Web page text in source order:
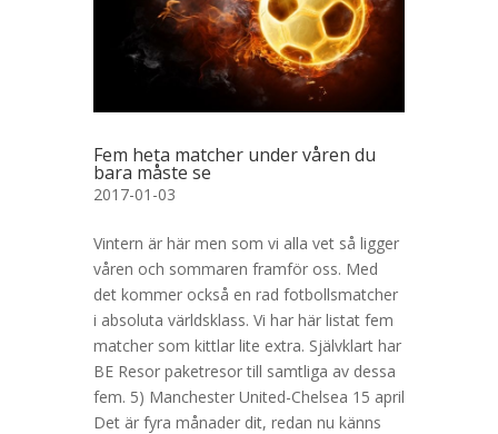
Fem heta matcher under våren du
bara måste se
2017-01-03
Vintern är här men som vi alla vet så ligger
våren och sommaren framför oss. Med
det kommer också en rad fotbollsmatcher
i absoluta världsklass. Vi har här listat fem
matcher som kittlar lite extra. Självklart har
BE Resor paketresor till samtliga av dessa
fem. 5) Manchester United-Chelsea 15 april
Det är fyra månader dit, redan nu känns